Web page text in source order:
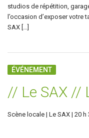
studios de répétition,
l’occasion d’exposer votre
SAX […]
ÉVÉNEMENT
// Le SAX //
Scène locale | Le SAX | 20 h